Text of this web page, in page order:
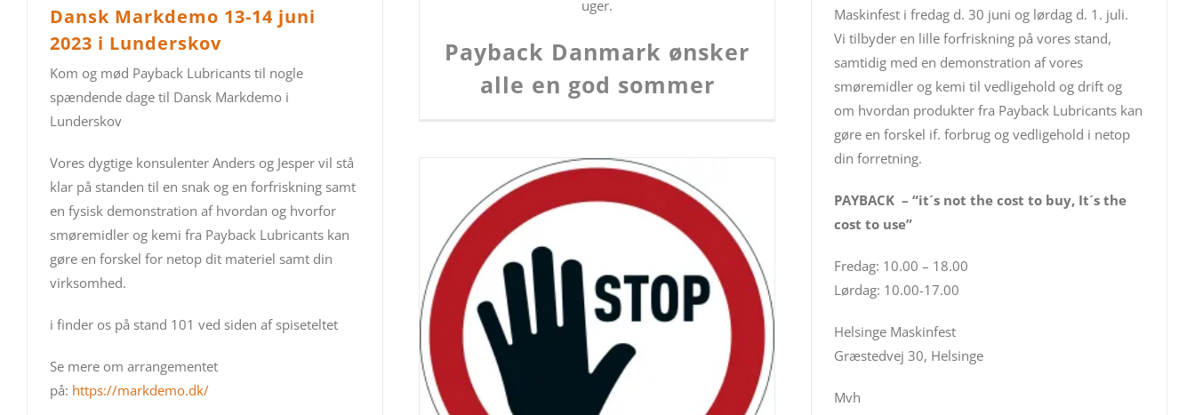
uger.
Payback Danmark ønsker
alle en god sommer
Maskinfest i fredag d. 30 juni og lørdag d. 1. juli.
Vi tilbyder en lille forfriskning på vores stand,
samtidig med en demonstration af vores
smøremidler og kemi til vedligehold og drift og
om hvordan produkter fra Payback Lubricants kan
gøre en forskel if. forbrug og vedligehold i netop
din forretning.
PAYBACK – “it´s not the cost to buy, It´s the
cost to use”
Fredag: 10.00 – 18.00
Lørdag: 10.00-17.00
Helsinge Maskinfest
Græstedvej 30, Helsinge
Mvh
Dansk Markdemo 13-14 juni
2023 i Lunderskov
Kom og mød Payback Lubricants til nogle
spændende dage til Dansk Markdemo i
Lunderskov
Vores dygtige konsulenter Anders og Jesper vil stå
klar på standen til en snak og en forfriskning samt
en fysisk demonstration af hvordan og hvorfor
smøremidler og kemi fra Payback Lubricants kan
gøre en forskel for netop dit materiel samt din
virksomhed.
i finder os på stand 101 ved siden af spiseteltet
Se mere om arrangementet
på: https://markdemo.dk/